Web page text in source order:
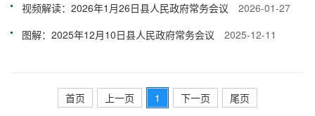
视频解读：2026年1月26日县人民政府常务会议
2026-01-27
图解：2025年12月10日县人民政府常务会议
2025-12-11
首页 上一页 1 下一页 尾页